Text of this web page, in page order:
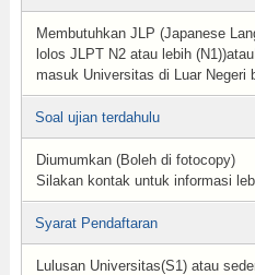
Membutuhkan JLP (Japanese
lolos JLPT N2 atau lebih
masuk Universitas di Luar Negeri
Soal ujian terdahulu
Diumumkan (Boleh di fotocopy)
Silakan kontak untuk informasi
Syarat Pendaftaran
Lulusan Universitas(S1) atau